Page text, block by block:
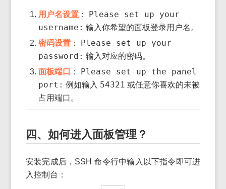
用户名设置 ： Please set up your
username: 输入你希望的面板登录用户名。
密码设置 ： Please set up your
password: 输入对应的密码。
面板端口
： Please set up the panel
port: 例如输入 54321 或任意你喜欢的未被
占用端口。
四、如何进入面板管理？
安装完成后，SSH 命令行中输入以下指令即可进
入控制台：